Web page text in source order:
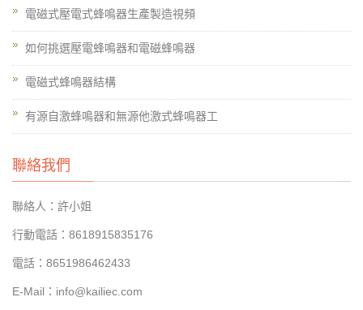
電磁式壓電式蜂鳴器生產製造視頻
如何挑選壓電蜂鳴器和電磁蜂鳴器
電磁式蜂鳴器結構
有源自激蜂鳴器和無源他激式蜂鳴器工
聯絡我們
聯絡人：許小姐
行動電話：8618915835176
電話：8651986462433
E-Mail：info@kailiec.com